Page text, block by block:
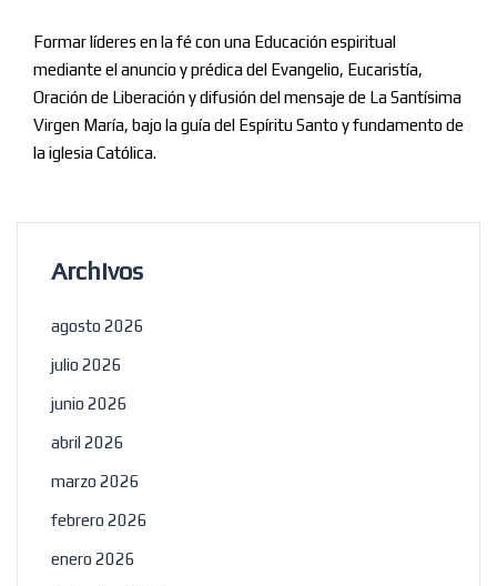
Formar líderes en la fé con una Educación espiritual
mediante el anuncio y prédica del Evangelio, Eucaristía,
Oración de Liberación y difusión del mensaje de La Santísima
Virgen María, bajo la guía del Espíritu Santo y fundamento de
la iglesia Católica.
Archivos
agosto 2026
julio 2026
junio 2026
abril 2026
marzo 2026
febrero 2026
enero 2026